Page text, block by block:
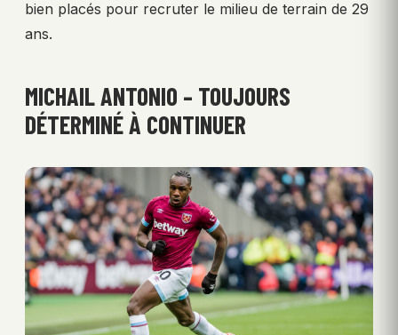
bien placés pour recruter le milieu de terrain de 29
ans.
MICHAIL ANTONIO – TOUJOURS
DÉTERMINÉ À CONTINUER